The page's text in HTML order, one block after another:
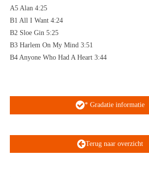
A5 Alan 4:25
B1 All I Want 4:24
B2 Sloe Gin 5:25
B3 Harlem On My Mind 3:51
B4 Anyone Who Had A Heart 3:44
* Gradatie informatie
Terug naar overzicht